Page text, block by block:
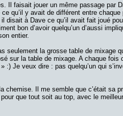
Il faisait jouer un même passage par
qu’il y avait de différent entre chaque
disait à Dave ce qu’il avait fait joué
bon d’avoir quelqu’un d’aussi
entier.
seulement la grosse table de mixage
sur la table de mixage. A chaque fois
:) Je veux dire : pas quelqu’un qui
chemise. Il me semble que c’était sa
que tout soit au top, avec le